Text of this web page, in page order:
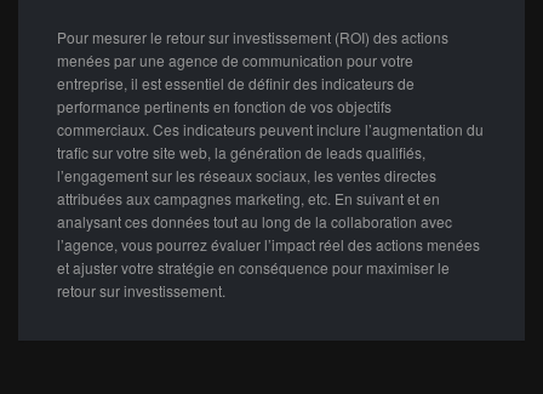
Pour mesurer le retour sur investissement (ROI) des actions
menées par une agence de communication pour votre
entreprise, il est essentiel de définir des indicateurs de
performance pertinents en fonction de vos objectifs
commerciaux. Ces indicateurs peuvent inclure l’augmentation du
trafic sur votre site web, la génération de leads qualifiés,
l’engagement sur les réseaux sociaux, les ventes directes
attribuées aux campagnes marketing, etc. En suivant et en
analysant ces données tout au long de la collaboration avec
l’agence, vous pourrez évaluer l’impact réel des actions menées
et ajuster votre stratégie en conséquence pour maximiser le
retour sur investissement.